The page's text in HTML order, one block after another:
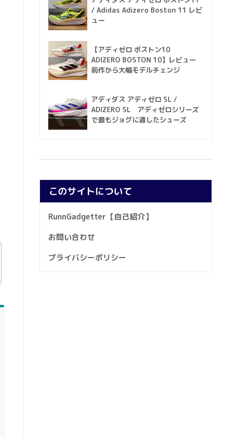
/ Adidas Adizero Boston 11 レビ
ュー
【アディゼロ ボストン10
ADIZERO BOSTON 10】レビュー
前作から大幅モデルチェンジ
アディダス アディゼロ SL /
ADIZERO SL アディゼロシリーズ
で最もジョグに適したシューズ
このサイトについて
RunnGadgetter【自己紹介】
お問い合わせ
プライバシーポリシー